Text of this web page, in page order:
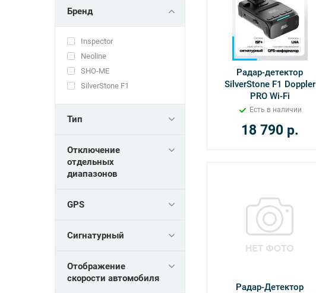
Бренд
Inspector
Neoline
SHO-ME
SilverStone F1
Тип
Отключение
отдельных
диапазонов
GPS
Сигнатурный
Отображение
скорости автомобиля
Радар-детектор
SilverStone F1 Doppler
PRO Wi-Fi
Есть в наличии
18 790р.
Радар-Детектор